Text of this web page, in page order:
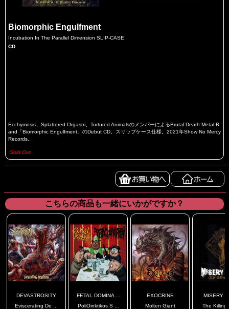
Biomorphic Engulfment
Incubation In The Parallel Dimension SLIP-CASE
CD
Ecchymosis、Splattered Orgasm、Tortured AnimalsのメンバーによるBrutal Death Metal B
and「Biomorphic Engulfment」のDebut CD。スリップケース仕様。2021年Show No Mercy
Records。
Sold Out
こちらの商品も一緒にいかがですか？
DEVASTROSITY
Eviscerating De ...
FETAL DOMINA ...
PoliOinktikos S ...
EXOCRINE
Molten Giant
MISERY
The Killing